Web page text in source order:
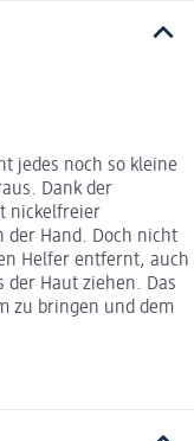
jedes noch so kleine
Dank der
nickelfreier
der Hand. Doch nicht
Helfer entfernt, auch
der Haut ziehen. Das
zu bringen und dem